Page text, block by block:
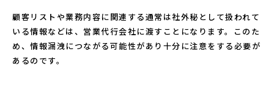
顧客リストや業務内容に関連する通常は社外秘として扱われて
いる情報などは、営業代行会社に渡すことになります。このた
め、情報漏洩につながる可能性があり十分に注意をする必要が
あるのです。